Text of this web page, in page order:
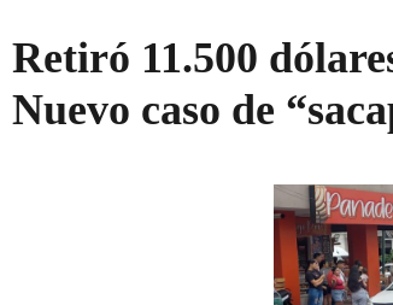
Retiró 11.500
Nuevo caso de